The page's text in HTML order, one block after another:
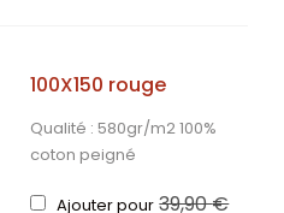
100X150 rouge
Qualité : 580gr/m2 100%
coton peigné
Ajouter pour 39,90€